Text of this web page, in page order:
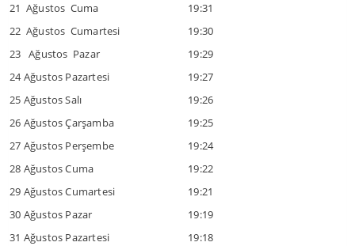
21 Ağustos Cuma
19:31
22 Ağustos Cumartesi
19:30
23 Ağustos Pazar
19:29
24 Ağustos Pazartesi
19:27
25 Ağustos Salı
19:26
26 Ağustos Çarşamba
19:25
27 Ağustos Perşembe
19:24
28 Ağustos Cuma
19:22
29 Ağustos Cumartesi
19:21
30 Ağustos Pazar
19:19
31 Ağustos Pazartesi
19:18